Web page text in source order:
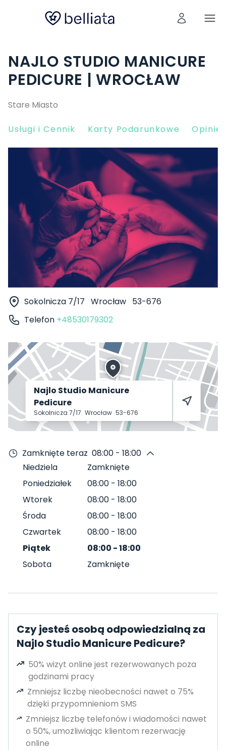
NAJLO STUDIO MANICURE
PEDICURE | WROCŁAW
Stare Miasto
Usługi i Cennik Karty Podarunkowe Opinie
Sokolnicza 7/17 Wrocław 53-676
Telefon +48530179302
Najlo Studio Manicure
Pedicure
Sokolnicza 7/17 Wrocław 53-676
Zamknięte teraz 08:00 - 18:00
Niedziela
Zamknięte
Poniedziałek
08:00 - 18:00
Wtorek
08:00 - 18:00
Środa
08:00 - 18:00
Czwartek
08:00 - 18:00
Piątek
08:00 -18:00
Sobota
Zamknięte
Czy jesteś osobą odpowiedzialną za
Najlo Studio Manicure Pedicure?
50% wizyt online jest rezerwowanych poza
godzinami pracy
Zmniejsz liczbę nieobecności nawet o 75%
dzięki przypomnieniom SMS
Zmniejsz liczbę telefonów i wiadomości nawet
o 50%, umożliwiając klientom rezerwację
online